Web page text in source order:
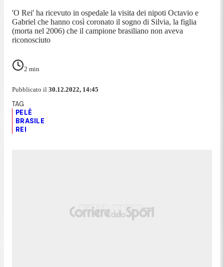
'O Rei' ha ricevuto in ospedale la visita dei nipoti Octavio e
Gabriel che hanno così coronato il sogno di Silvia, la figlia
(morta nel 2006) che il campione brasiliano non aveva
riconosciuto
2 min
Pubblicato il 30.12.2022, 14:45
PELÉ
BRASILE
REI